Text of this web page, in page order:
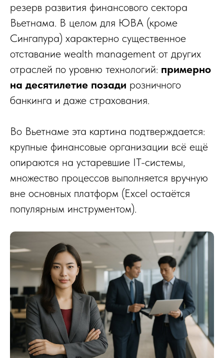
резерв развития финансового сектора
Вьетнама. В целом для ЮВА (кроме
Сингапура) характерно существенное
отставание wealth management от других
отраслей по уровню технологий: примерно
на десятилетие позади розничного
банкинга и даже страхования.
Во Вьетнаме эта картина подтверждается:
крупные финансовые организации всё ещё
опираются на устаревшие IT-системы,
множество процессов выполняется вручную
вне основных платформ (Excel остаётся
популярным инструментом).